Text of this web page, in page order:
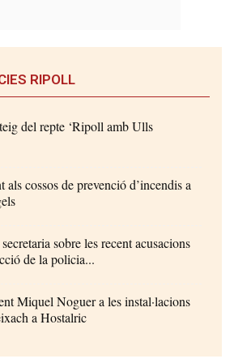
RIPOLL
del repte ‘Ripoll amb Ulls
als cossos de prevenció d’incendis a
sobre les recent acusacions
de la policia...
Miquel Noguer a les instal·lacions
a Hostalric